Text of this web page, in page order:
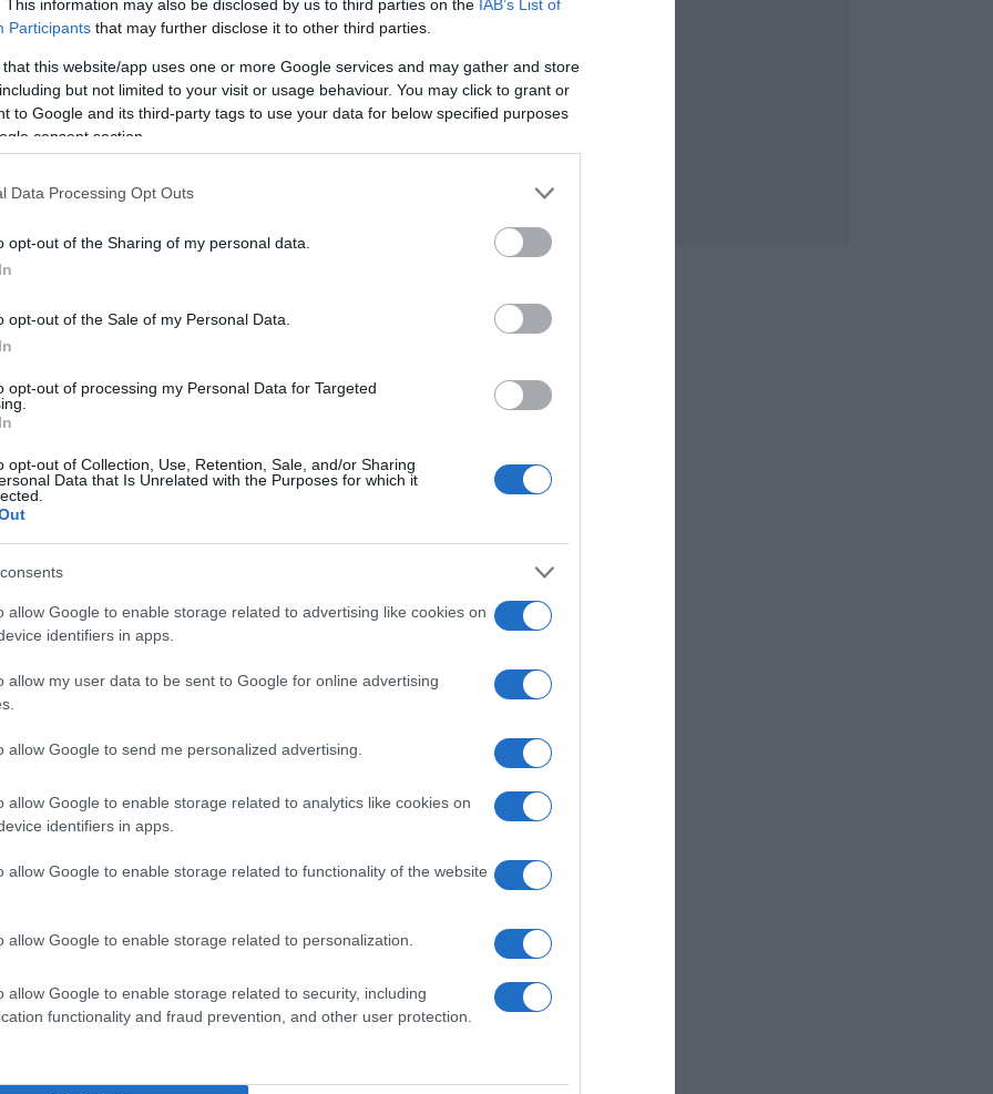
This information may also be disclosed by us to third parties on the IAB’s List of
Participants that may further disclose it to other third parties.
that this website/app uses one or more Google services and may gather and store
but not limited to your visit or usage behaviour. You may click to grant or
to Google and its third-party tags to use your data for below specified purposes
consent section.
Data Processing Opt Outs
opt-out of the Sharing of my personal data.
opt-out of the Sale of my Personal Data.
opt-out of processing my Personal Data for Targeted
opt-out of Collection, Use, Retention, Sale, and/or Sharing
Data that Is Unrelated with the Purposes for which it
allow Google to enable storage related to advertising like cookies on
identifiers in apps.
allow my user data to be sent to Google for online advertising
allow Google to send me personalized advertising.
allow Google to enable storage related to analytics like cookies on
identifiers in apps.
allow Google to enable storage related to functionality of the website
allow Google to enable storage related to personalization.
allow Google to enable storage related to security, including
functionality and fraud prevention, and other user protection.
στονΤάσο Τεργιάκηκαι είπε:
κι εσύ, ότι για μιάμιση ώρα
για το ανήλικο τέκνο τους.
που κατάλαβαν τι ακριβώς συμβαίνει
θέση να μεταφέρουμε πληροφορίες
πολύ μεγάλη η πιθανότητα τις
ποινική δίωξη κατά του
μαθαίνω αφορά ενδοοικογενειακή
κάτι που αν προκύψει ίσως να υπάρξει
όρους που έχουν επιβληθεί στον
τον Ιούνιο αναδρομικές αυξήσεις